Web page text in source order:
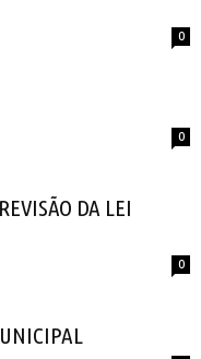
0
0
DA LEI
0